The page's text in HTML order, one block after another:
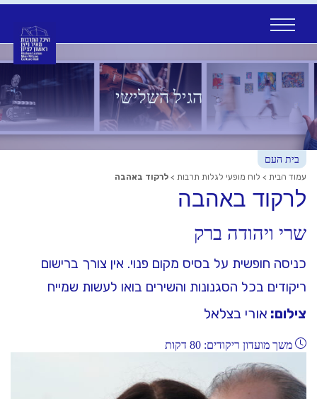
to
content
הגיל השלישי
בית העם
עמוד הבית > לוח מופעי לגלות תרבות > לרקוד באהבה
לרקוד באהבה
שרי ויהודה ברק
כניסה חופשית על בסיס מקום פנוי. אין צורך ברישום
ריקודים בכל הסגנונות והשירים בואו לעשות שמייח
צילום: אורי בצלאל
משך מועדון ריקודים: 80 דקות